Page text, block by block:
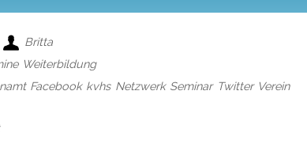
Britta
Weiterbildung
Facebook kvhs Netzwerk Seminar Twitter Verein
on